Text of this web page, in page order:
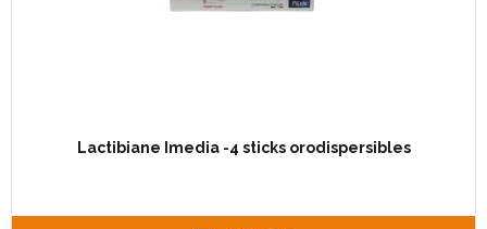
Lactibiane Imedia -4 sticks orodispersibles